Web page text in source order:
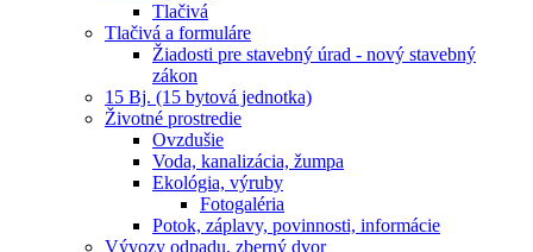
Tlačivá
Tlačivá a formuláre
Žiadosti pre stavebný úrad - nový stavebný
zákon
15 Bj. (15 bytová jednotka)
Životné prostredie
Ovzdušie
Voda, kanalizácia, žumpa
Ekológia, výruby
Fotogaléria
Potok, záplavy, povinnosti, informácie
Vývozy odpadu, zberný dvor